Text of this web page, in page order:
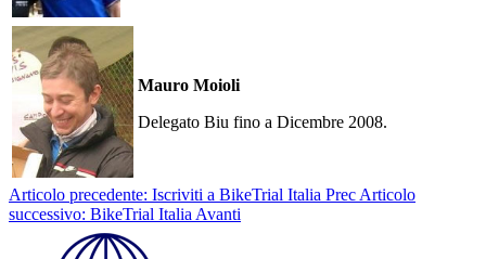
Mauro Moioli
Delegato Biu fino a Dicembre 2008.
Articolo precedente: Iscriviti a BikeTrial Italia Prec Articolo
successivo: BikeTrial Italia Avanti